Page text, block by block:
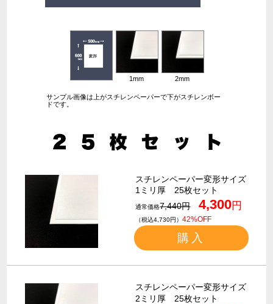
1mm 2mm
サンプル画像は上がスチレンペーパーで下がスチレンボー
ドです。
スチレンペーパー変形サイズ
1ミリ厚 25枚セット
通常価格7,440円 4,300円
（税込4,730円）42%OFF
購入
スチレンペーパー変形サイズ
2ミリ厚 25枚セット